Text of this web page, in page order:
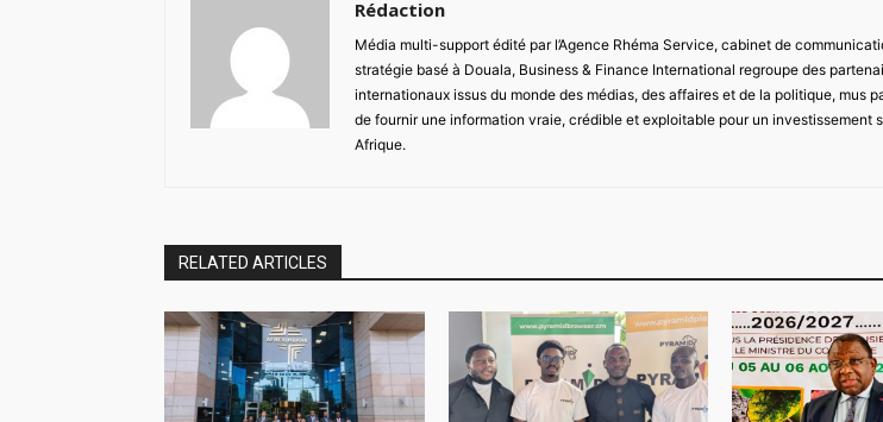
Rédaction
Média multi-support édité par l’Agence Rhéma Service, cabinet de
stratégie basé à Douala, Business & Finance International regroupe des
internationaux issus du monde des médias, des affaires et de la politique, mus
de fournir une information vraie, crédible et exploitable pour un investissement
Afrique.
RELATED ARTICLES